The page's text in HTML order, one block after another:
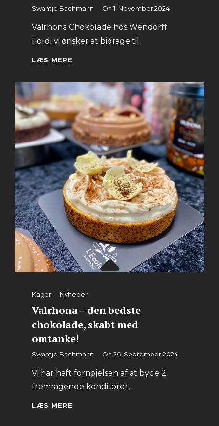
By
Swantje Bachmann On 1. November 2024
Valrhona Chokolade hos Wendorff:
Fordi vi ønsker at bidrage til
LÆS MERE
VORES
KAGEKREATIONER!
Categories
Kager Nyheder
Valrhona – den bedste
chokolade, skabt med
omtanke!
By
Swantje Bachmann On 26. September 2024
Vi har haft fornøjelsen af at byde 2
fremragende konditorer,
LÆS MERE